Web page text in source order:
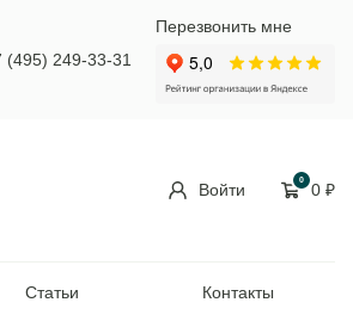
(495) 249-33-31
Перезвонить мне
Войти
0
0 ₽
Статьи Контакты